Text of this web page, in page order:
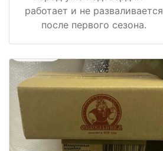
работает и не разваливается
после первого сезона.